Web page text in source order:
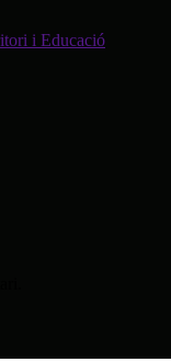
i Educació